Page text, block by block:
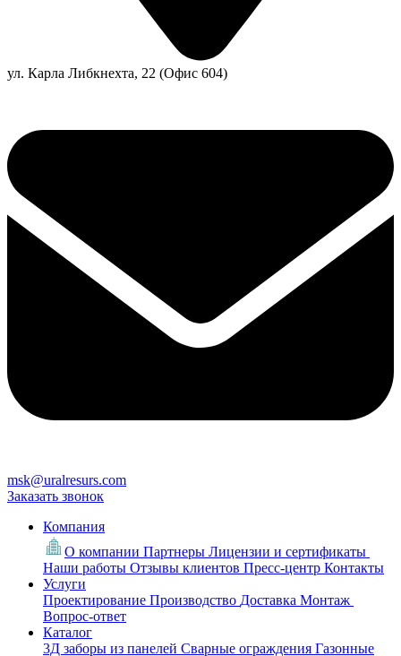
ул. Карла Либкнехта, 22 (Офис 604)
msk@uralresurs.com
Заказать звонок
Компания
О компании Партнеры Лицензии и сертификаты
Наши работы Отзывы клиентов Пресс-центр Контакты
Услуги
Проектирование Производство Доставка Монтаж
Вопрос-ответ
Каталог
3Д заборы из панелей Сварные ограждения Газонные